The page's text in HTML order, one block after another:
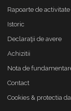
Rapoarte de activitate
Istoric
Declaraţii de avere
Achizitii
Nota de
Contact
Cookies & protectia